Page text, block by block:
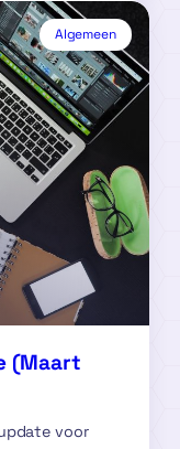
Algemeen
(Maart
voor